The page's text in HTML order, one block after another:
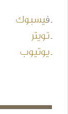
ـ فيسبوك
ـتويتر
ـيوتيوب